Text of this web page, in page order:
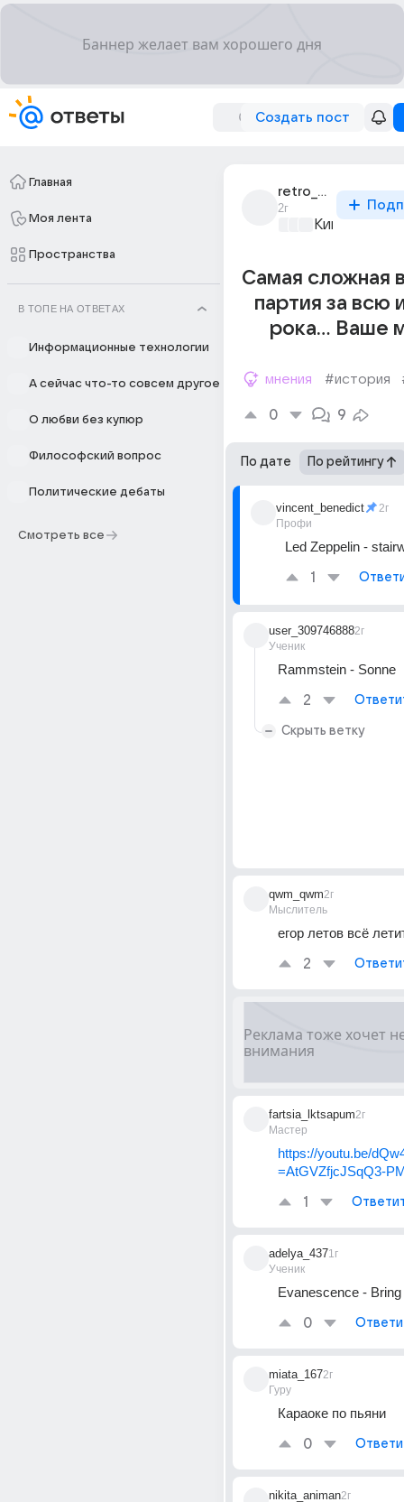
Создать пост
Главная
Моя лента
Пространства
В ТОПЕ НА ОТВЕТАХ
Информационные технологии
А сейчас что-то совсем другое
О любви без купюр
Философский вопрос
Политические дебаты
Смотреть все
retro_pompidu
2г
Киномания
Самая сложная
партия за всю
рока... Ваше
мнения #история
0 9
По дате По рейтингу
vincent_benedict
Профи
2г
Led Zeppelin -
1
user_309746888
Ученик
2г
Rammstein - Sonne
2
Скрыть ветку
qwm_qwm
Мыслитель
2г
егор летов всё
2
fartsia_lktsapum
Мастер
2г
https://youtu.be/
=AtGVZfjcJSqQ3-
1
adelya_437
Ученик
1г
Evanescence - Bring
0
miata_167
Гуру
2г
Караоке по пьяни
0
nikita_animan2г